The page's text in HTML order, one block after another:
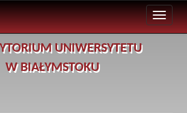
UNIWERSYTETU
W BIAŁYMSTOKU